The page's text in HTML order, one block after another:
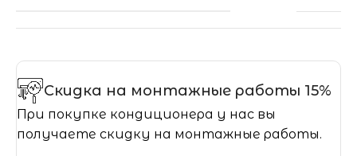
Скидка на монтажные работы 15%
При покупке кондиционера у нас вы
получаете скидку на монтажные работы.